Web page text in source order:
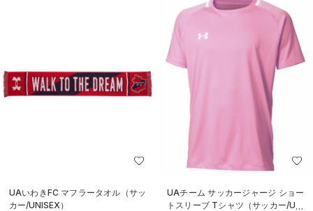
UAいわきFC マフラータオル（サッ
カー/UNISEX）
UAチーム サッカージャージ ショー
トスリーブ Tシャツ（サッカー/UNI